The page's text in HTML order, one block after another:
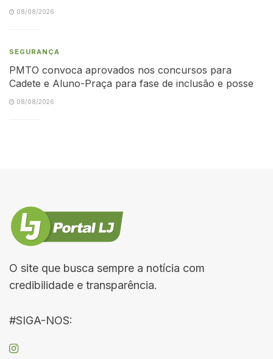
08/08/2026
SEGURANÇA
PMTO convoca aprovados nos concursos para
Cadete e Aluno-Praça para fase de inclusão e posse
08/08/2026
O site que busca sempre a notícia com
credibilidade e transparência.
#SIGA-NOS: